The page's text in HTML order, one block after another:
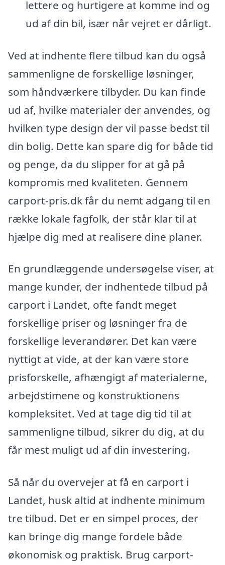
lettere og hurtigere at komme ind og
ud af din bil, især når vejret er dårligt.
Ved at indhente flere tilbud kan du også
sammenligne de forskellige løsninger,
som håndværkere tilbyder. Du kan finde
ud af, hvilke materialer der anvendes, og
hvilken type design der vil passe bedst til
din bolig. Dette kan spare dig for både tid
og penge, da du slipper for at gå på
kompromis med kvaliteten. Gennem
carport-pris.dk får du nemt adgang til en
række lokale fagfolk, der står klar til at
hjælpe dig med at realisere dine planer.
En grundlæggende undersøgelse viser, at
mange kunder, der indhentede tilbud på
carport i Landet, ofte fandt meget
forskellige priser og løsninger fra de
forskellige leverandører. Det kan være
nyttigt at vide, at der kan være store
prisforskelle, afhængigt af materialerne,
arbejdstimene og konstruktionens
kompleksitet. Ved at tage dig tid til at
sammenligne tilbud, sikrer du dig, at du
får mest muligt ud af din investering.
Så når du overvejer at få en carport i
Landet, husk altid at indhente minimum
tre tilbud. Det er en simpel proces, der
kan bringe dig mange fordele både
økonomisk og praktisk. Brug carport-